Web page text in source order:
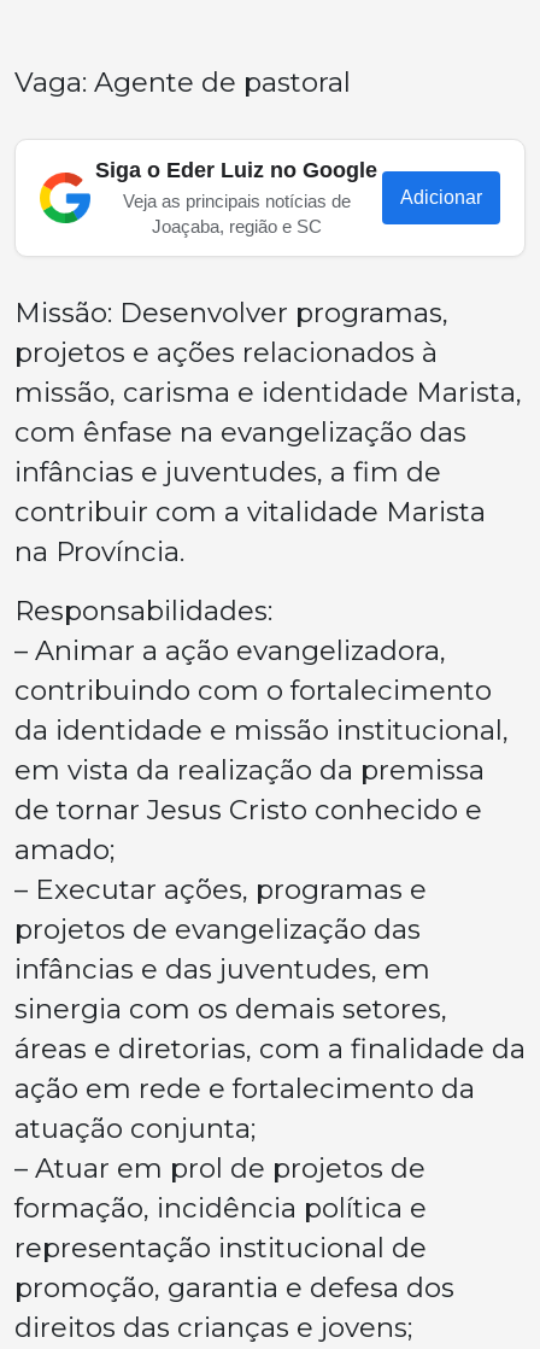
Vaga: Agente de pastoral
Siga o Eder Luiz no Google
Veja as principais notícias de
Joaçaba, região e SC
Adicionar
Missão: Desenvolver programas,
projetos e ações relacionados à
missão, carisma e identidade Marista,
com ênfase na evangelização das
infâncias e juventudes, a fim de
contribuir com a vitalidade Marista
na Província.
Responsabilidades:
– Animar a ação evangelizadora,
contribuindo com o fortalecimento
da identidade e missão institucional,
em vista da realização da premissa
de tornar Jesus Cristo conhecido e
amado;
– Executar ações, programas e
projetos de evangelização das
infâncias e das juventudes, em
sinergia com os demais setores,
áreas e diretorias, com a finalidade da
ação em rede e fortalecimento da
atuação conjunta;
– Atuar em prol de projetos de
formação, incidência política e
representação institucional de
promoção, garantia e defesa dos
direitos das crianças e jovens;